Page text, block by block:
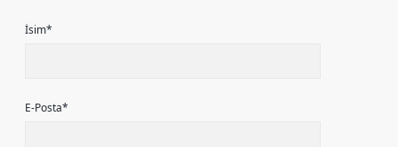
İsim*
E-Posta*